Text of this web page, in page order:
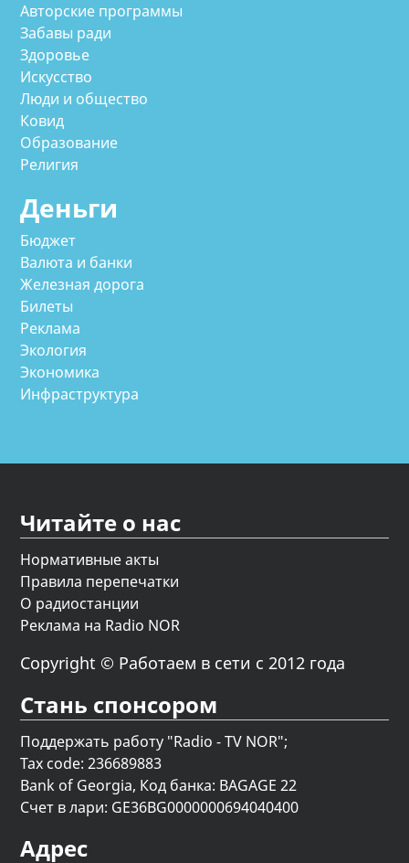
Авторские программы
Забавы ради
Здоровье
Искусство
Люди и общество
Ковид
Образование
Религия
Деньги
Бюджет
Валюта и банки
Железная дорога
Билеты
Реклама
Экология
Экономика
Инфраструктура
Читайте о нас
Нормативные акты
Правила перепечатки
О радиостанции
Реклама на Radio NOR
Copyright © Работаем в сети с 2012 года
Стань спонсором
Поддержать работу "Radio - TV NOR";
Tax code: 236689883
Bank of Georgia, Код банка: BAGAGE 22
Счет в лари: GE36BG0000000694040400
Адрес